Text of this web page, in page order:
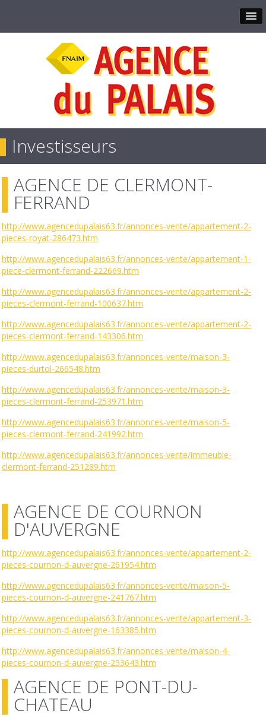
Investisseurs
AGENCE DE CLERMONT-
FERRAND
http://www.agencedupalais63.fr/annonces-vente/appartement-2-
pieces-royat-286473.htm
http://www.agencedupalais63.fr/annonces-vente/appartement-1-
piece-clermont-ferrand-222669.htm
http://www.agencedupalais63.fr/annonces-vente/appartement-2-
pieces-clermont-ferrand-100637.htm
http://www.agencedupalais63.fr/annonces-vente/appartement-2-
pieces-clermont-ferrand-143306.htm
http://www.agencedupalais63.fr/annonces-vente/maison-3-
pieces-durtol-266548.htm
http://www.agencedupalais63.fr/annonces-vente/maison-3-
pieces-clermont-ferrand-253971.htm
http://www.agencedupalais63.fr/annonces-vente/maison-5-
pieces-clermont-ferrand-241992.htm
http://www.agencedupalais63.fr/annonces-vente/immeuble-
clermont-ferrand-251289.htm
AGENCE DE COURNON
D'AUVERGNE
http://www.agencedupalais63.fr/annonces-vente/appartement-2-
pieces-cournon-d-auvergne-261954.htm
http://www.agencedupalais63.fr/annonces-vente/maison-5-
pieces-cournon-d-auvergne-241767.htm
http://www.agencedupalais63.fr/annonces-vente/appartement-3-
pieces-cournon-d-auvergne-163385.htm
http://www.agencedupalais63.fr/annonces-vente/maison-4-
pieces-cournon-d-auvergne-253643.htm
AGENCE DE PONT-DU-
CHATEAU